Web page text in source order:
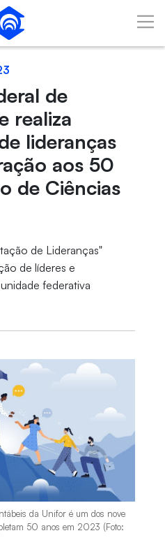
de
realiza
lideranças
aos 50
de Ciências
de Lideranças"
de líderes e
federativa
da Unifor é um dos nove
50 anos em 2023 (Foto: